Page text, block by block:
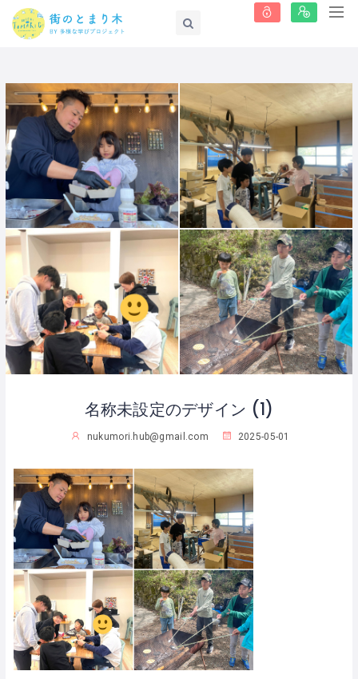
名称未設定のデザイン (1)
nukumori.hub@gmail.com 2025-05-01